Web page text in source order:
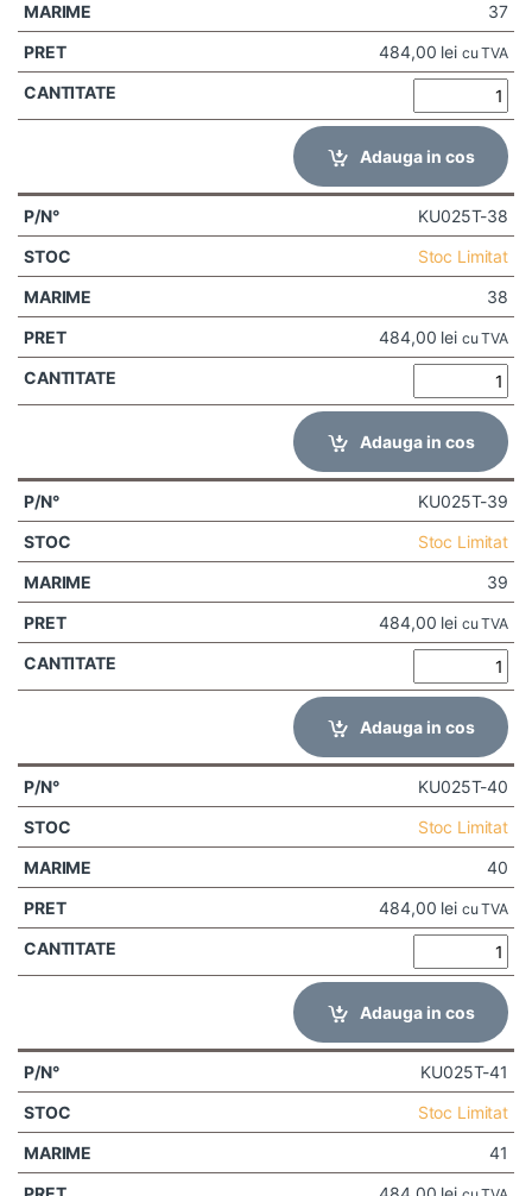
37
484,00 lei cu TVA
Adauga in cos
KU025T-38
Stoc Limitat
38
484,00 lei cu TVA
Adauga in cos
KU025T-39
Stoc Limitat
39
484,00 lei cu TVA
Adauga in cos
KU025T-40
Stoc Limitat
40
484,00 lei cu TVA
Adauga in cos
KU025T-41
Stoc Limitat
41